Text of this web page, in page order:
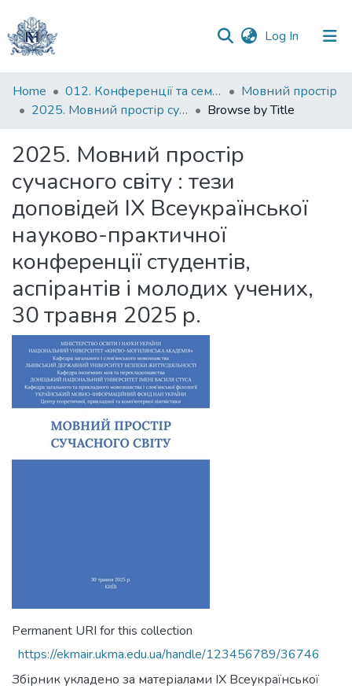
Log In (current)
Communities
&
All of DSpace
Home 012. Конференції та семінари НаУКМА
Мовний простір
2025. Мовний простір сучасного світу : тези доповідей ІХ Всеукраїнської науково-практичної конференції студентів, аспірантів і молодих учених, 30 травня 2025 р.
Browse by Title
2025. Мовний простір
сучасного світу : тези
доповідей ІХ Всеукраїнської
науково-практичної
конференції студентів,
аспірантів і молодих учених,
30 травня 2025 р.
Permanent URI for this collection
https://ekmair.ukma.edu.ua/handle/123456789/36746
Збірник укладено за матеріалами ІХ Всеукраїнської